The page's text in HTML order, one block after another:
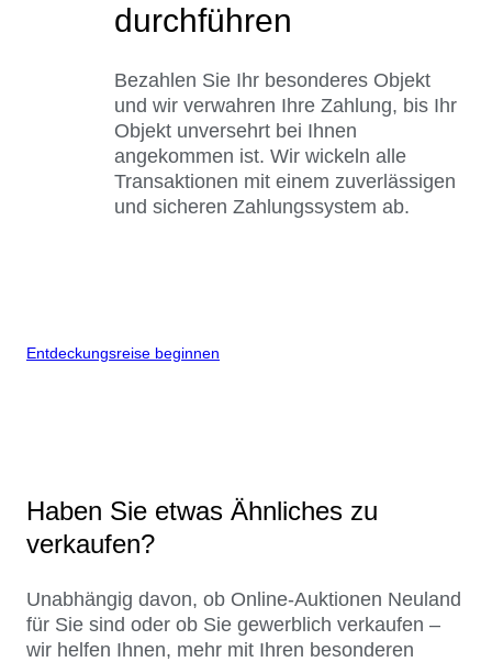
durchführen
Bezahlen Sie Ihr besonderes Objekt
und wir verwahren Ihre Zahlung, bis Ihr
Objekt unversehrt bei Ihnen
angekommen ist. Wir wickeln alle
Transaktionen mit einem zuverlässigen
und sicheren Zahlungssystem ab.
Entdeckungsreise beginnen
Haben Sie etwas Ähnliches zu
verkaufen?
Unabhängig davon, ob Online-Auktionen Neuland
für Sie sind oder ob Sie gewerblich verkaufen –
wir helfen Ihnen, mehr mit Ihren besonderen